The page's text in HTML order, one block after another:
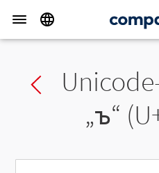
Previous char
„ъ“